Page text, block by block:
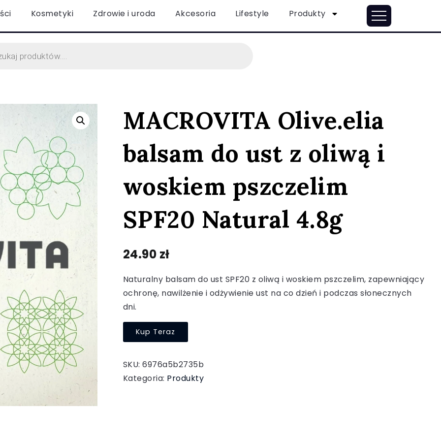
Kosmetyki Zdrowie i uroda Akcesoria Lifestyle Produkty
MACROVITA Olive.elia
balsam do ust z oliwą i
woskiem pszczelim
SPF20 Natural 4.8g
24.90 zł
Naturalny balsam do ust SPF20 z oliwą i woskiem pszczelim, zapewniający
ochronę, nawilżenie i odżywienie ust na co dzień i podczas słonecznych
dni.
Kup Teraz
SKU:6976a5b2735b
Kategoria: Produkty